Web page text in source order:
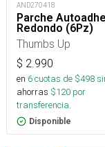
AND270418
Parche
Redondo (6Pz)
Thumbs Up
$ 2.990
en 6cuotas de $498
ahorras $120 por
transferencia.
Disponible